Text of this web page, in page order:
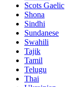
Scots Gaelic
Shona
Sindhi
Sundanese
Swahili
Tajik
Tamil
Telugu
Thai